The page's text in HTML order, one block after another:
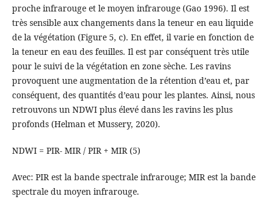
proche infrarouge et le moyen infrarouge (Gao 1996). Il est
très sensible aux changements dans la teneur en eau liquide
de la végétation (Figure 5, c). En effet, il varie en fonction de
la teneur en eau des feuilles. Il est par conséquent très utile
pour le suivi de la végétation en zone sèche. Les ravins
provoquent une augmentation de la rétention d’eau et, par
conséquent, des quantités d’eau pour les plantes. Ainsi, nous
retrouvons un NDWI plus élevé dans les ravins les plus
profonds (Helman et Mussery, 2020).
NDWI = PIR- MIR / PIR + MIR (5)
Avec: PIR est la bande spectrale infrarouge; MIR est la bande
spectrale du moyen infrarouge.